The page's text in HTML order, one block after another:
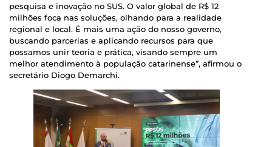
pesquisa e inovação no SUS. O valor global de R$ 12
milhões foca nas soluções, olhando para a realidade
regional e local. É mais uma ação do nosso governo,
buscando parcerias e aplicando recursos para que
possamos unir teoria e prática, visando sempre um
melhor atendimento à população catarinense”, afirmou o
secretário Diogo Demarchi.